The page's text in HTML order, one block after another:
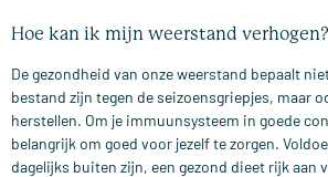
Hoe kan ik mijn weerstand verhogen?
De gezondheid van onze weerstand bepaalt
bestand zijn tegen de seizoensgriepjes, maar
herstellen. Om je immuunsysteem in goede
belangrijk om goed voor jezelf te zorgen.
dagelijks buiten zijn, een gezond dieet rijk aan